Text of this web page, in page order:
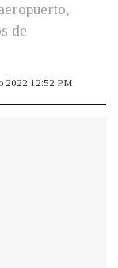
de
2022 12:52 PM